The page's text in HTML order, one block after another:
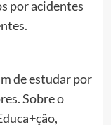
por acidentes
de estudar por
Sobre o